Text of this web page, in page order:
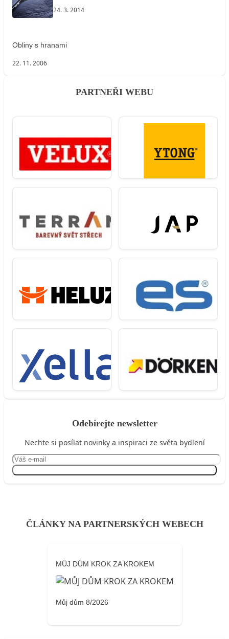
24. 3. 2014
Obliny s hranami
22. 11. 2006
PARTNEŘI WEBU
Odebírejte newsletter
Nechte si posílat novinky a inspiraci ze světa bydlení
ČLÁNKY NA PARTNERSKÝCH WEBECH
MŮJ DŮM KROK ZA KROKEM
Můj dům 8/2026